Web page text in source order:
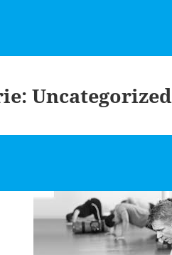
Uncategorized